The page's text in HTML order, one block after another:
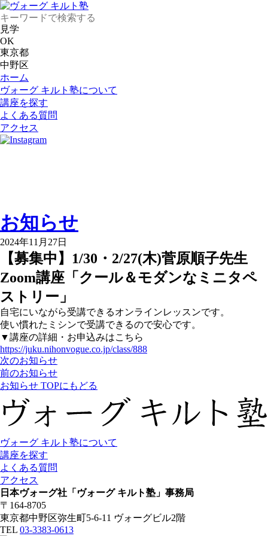
見学
OK
東京都
中野区
ホーム
ヴォーグ キルト塾について
講座を探す
よくある質問
アクセス
お知らせ
2024年11月27日
【募集中】1/30・2/27(木)菅原順子先生
Zoom講座「クール＆モダンなミニタペ
ストリー」
自宅にいながら受講できるオンラインレッスンです。
使い慣れたミシンで受講できるので安心です。
▼講座の詳細・お申込みはこちら
https://juku.nihonvogue.co.jp/class/888
次のお知らせ
前のお知らせ
お知らせ TOPにもどる
ヴォーグ キルト塾について
講座を探す
よくある質問
アクセス
日本ヴォーグ社「ヴォーグ キルト塾」事務局
〒164-8705
東京都中野区弥生町5-6-11 ヴォーグビル2階
TEL 03-3383-0613